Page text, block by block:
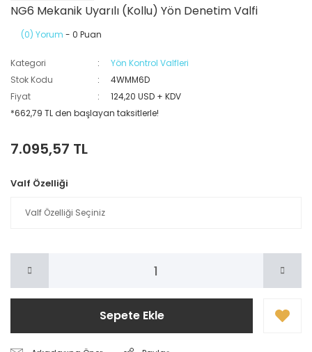
NG6 Mekanik Uyarılı (Kollu) Yön Denetim Valfi
(0) Yorum - 0 Puan
Kategori
Yön Kontrol Valfleri
Stok Kodu
4WMM6D
Fiyat
124,20 USD + KDV
*662,79 TL den başlayan taksitlerle!
7.095,57 TL
Valf Özelliği
Sepete Ekle